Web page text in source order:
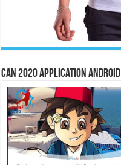
CAN 2020 Application Android